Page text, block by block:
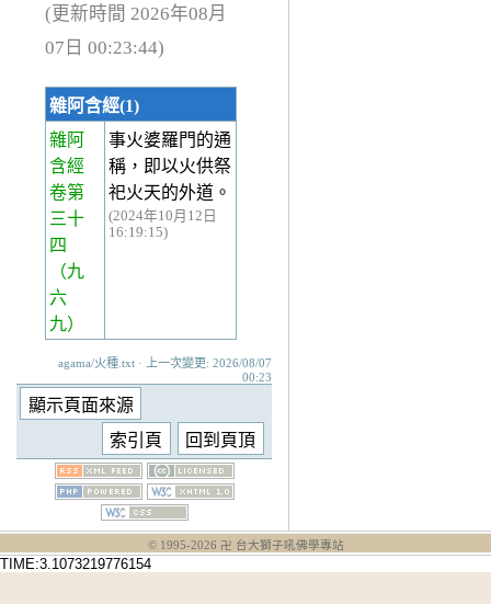
(更新時間 2026年08月
07日 00:23:44)
雜阿含經(1)
雜阿
含經
卷第
三十
四
（九
六
九）
事火婆羅門的通
稱，即以火供祭
祀火天的外道。
(2024年10月12日
16:19:15)
agama/火種.txt · 上一次變更: 2026/08/07
00:23
© 1995-2026 卍 台大獅子吼佛學專站
TIME:3.1073219776154